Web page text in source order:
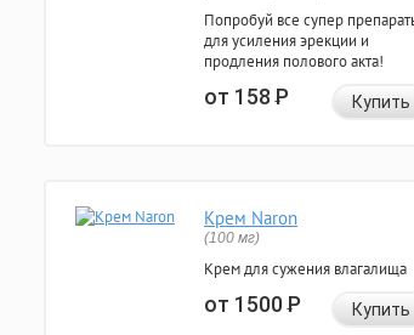
Попробуй все супер
для усиления эрекции и
продления полового акта!
от 158Р Купить
Крем Naron
(100 мг)
Крем для сужения влагалища
от 1500Р Купить